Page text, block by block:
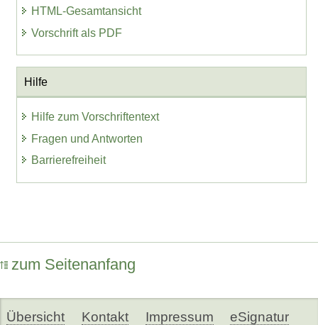
HTML-Gesamtansicht
Vorschrift als PDF
Hilfe
Hilfe zum Vorschriftentext
Fragen und Antworten
Barrierefreiheit
zum Seitenanfang
Übersicht Kontakt Impressum eSignatur